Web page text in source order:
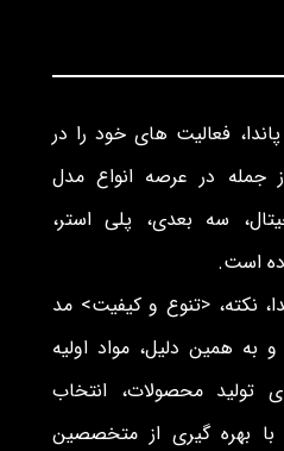
فعالیت های خود را در
جمله در عرصه انواع مدل
سه بعدی، پلی استر،
است.
نکته، <تنوع و کیفیت> مد
به همین دلیل، مواد اولیه
محصولات، انتخاب
بهره گیری از متخصصین